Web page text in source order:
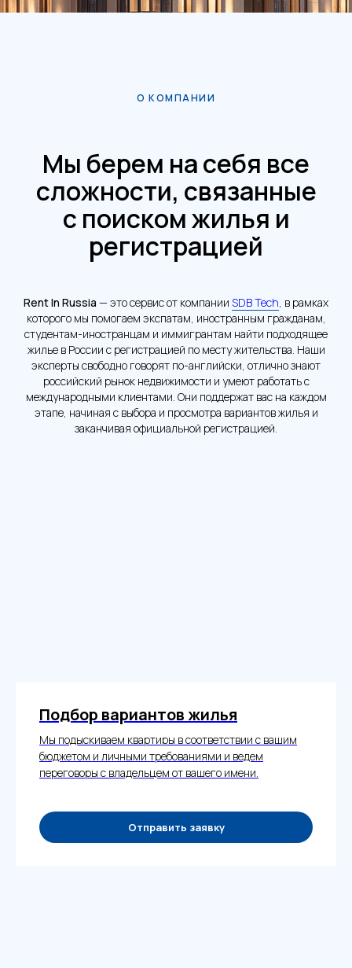
О КОМПАНИИ
Мы берем на себя все
сложности, связанные
с поиском жилья и
регистрацией
Rent In Russia — это сервис от компании SDB Tech, в рамках
которого мы помогаем экспатам, иностранным гражданам,
студентам-иностранцам и иммигрантам найти подходящее
жилье в России с регистрацией по месту жительства. Наши
эксперты свободно говорят по-английски, отлично знают
российский рынок недвижимости и умеют работать с
международными клиентами. Они поддержат вас на каждом
этапе, начиная с выбора и просмотра вариантов жилья и
заканчивая официальной регистрацией.
Подбор вариантов жилья
Мы подыскиваем квартиры в соответствии с вашим
бюджетом и личными требованиями и ведем
переговоры с владельцем от вашего имени.
Отправить заявку